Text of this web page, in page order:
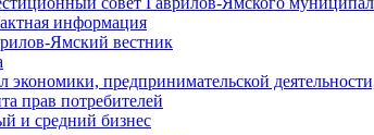
информация
Ямский вестник
экономики, предпринимательской
прав потребителей
и средний бизнес